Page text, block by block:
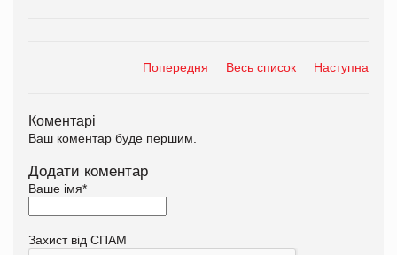
Попередня Весь список Наступна
Коментарі
Ваш коментар буде першим.
Додати коментар
Ваше імя*
Захист від СПАМ